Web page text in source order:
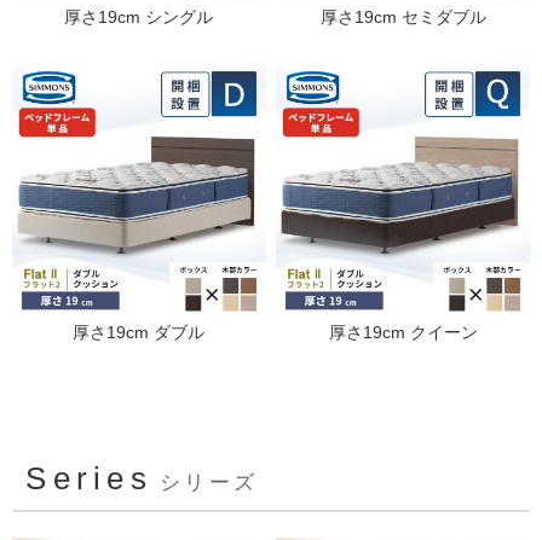
厚さ19cm シングル 厚さ19cm セミダブル
厚さ19cm ダブル 厚さ19cm クイーン
Series シリーズ